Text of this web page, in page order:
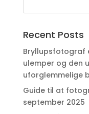
Recent Posts
Bryllupsfotograf
ulemper og den
uforglemmelige
Guide til at
september 2025